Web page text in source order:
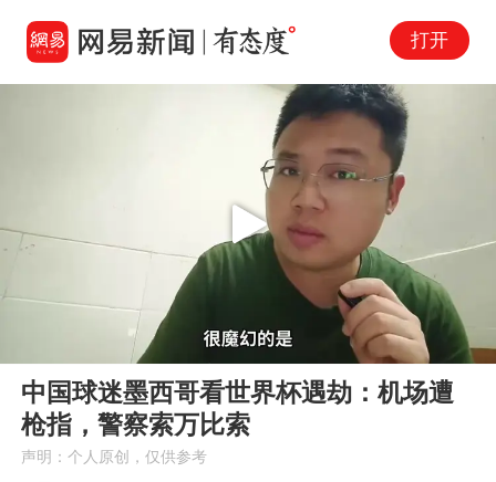
打开
00:45
Play
中国球迷墨西哥看世界杯遇劫：机场遭
枪指，警察索万比索
声明：个人原创，仅供参考